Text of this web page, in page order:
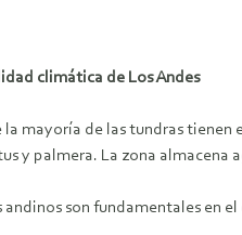
climática de Los Andes
la mayoría de las tundras tienen
y palmera. La zona almacena
andinos son fundamentales en